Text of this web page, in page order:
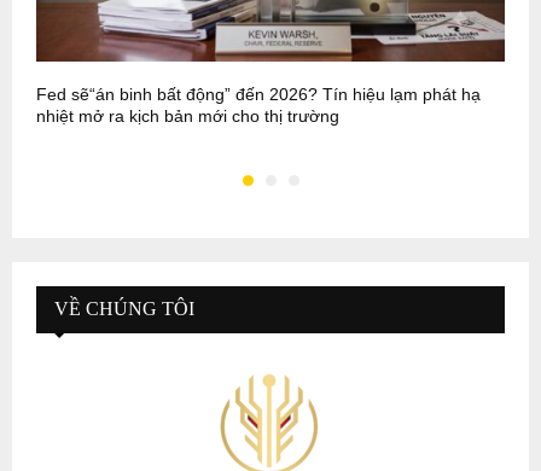
Fed sẽ“án binh bất động” đến 2026? Tín hiệu lạm phát hạ
nhiệt mở ra kịch bản mới cho thị trường
VỀ CHÚNG TÔI